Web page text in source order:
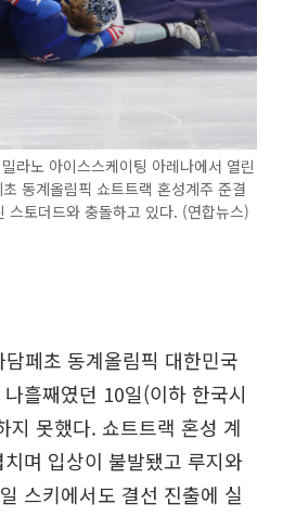
라노 아이스스케이팅 아레나에서 열린
동계올림픽 쇼트트랙 혼성계주 준결
스토더드와 충돌하고 있다. (연합뉴스)
페초 동계올림픽 대한민국
흘째였던 10일(이하 한국시
지 못했다. 쇼트트랙 혼성 계
며 입상이 불발됐고 루지와
스키에서도 결선 진출에 실